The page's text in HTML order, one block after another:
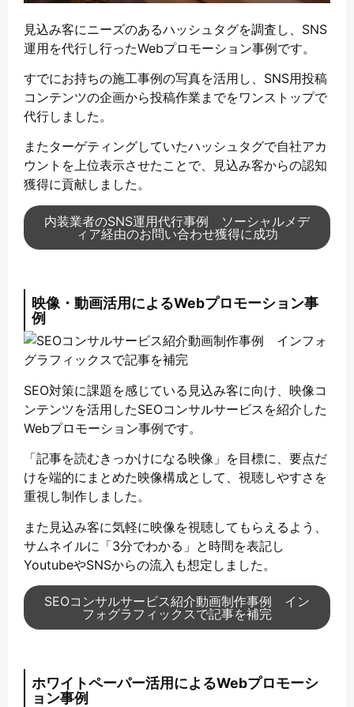
見込み客にニーズのあるハッシュタグを調査し、SNS
運用を代行し行ったWebプロモーション事例です。
すでにお持ちの施工事例の写真を活用し、SNS用投稿
コンテンツの企画から投稿作業までをワンストップで
代行しました。
またターゲティングしていたハッシュタグで自社アカ
ウントを上位表示させたことで、見込み客からの認知
獲得に貢献しました。
内装業者のSNS運用代行事例 ソーシャルメデ
ィア経由のお問い合わせ獲得に成功
映像・動画活用によるWebプロモーション事
例
SEO対策に課題を感じている見込み客に向け、映像コ
ンテンツを活用したSEOコンサルサービスを紹介した
Webプロモーション事例です。
「記事を読むきっかけになる映像」を目標に、要点だ
けを端的にまとめた映像構成として、視聴しやすさを
重視し制作しました。
また見込み客に気軽に映像を視聴してもらえるよう、
サムネイルに「3分でわかる」と時間を表記し
YoutubeやSNSからの流入も想定しました。
SEOコンサルサービス紹介動画制作事例 イン
フォグラフィックスで記事を補完
ホワイトペーパー活用によるWebプロモーシ
ョン事例